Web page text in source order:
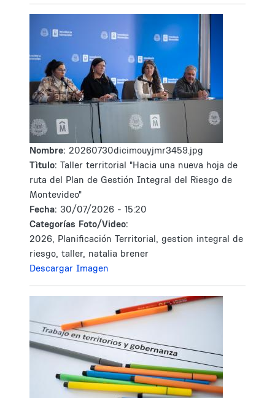
Nombre: 20260730dicimouyjmr3459.jpg
Tìtulo: Taller territorial "Hacia una nueva hoja de
ruta del Plan de Gestión Integral del Riesgo de
Montevideo"
Fecha: 30/07/2026 - 15:20
Categorías Foto/Video:
2026, Planificación Territorial, gestion integral de
riesgo, taller, natalia brener
Descargar Imagen